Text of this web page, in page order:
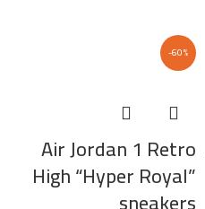
-60%
Air Jordan 1 Retro
High “Hyper Royal”